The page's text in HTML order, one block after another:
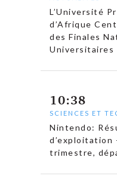
L’Université
d’Afrique
des Finales
Universitaires
10:38
SCIENCES ET
Nintendo:
d’exploitation
trimestre,